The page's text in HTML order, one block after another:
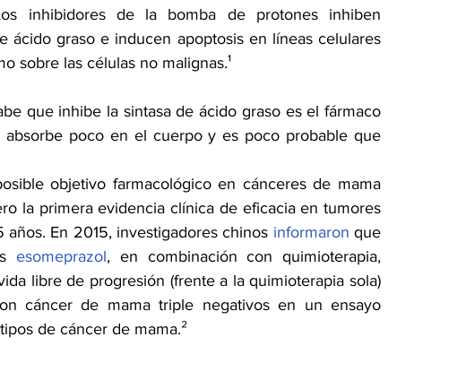
inhibidores de la bomba de protones inhiben
ácido graso e inducen apoptosis en líneas celulares
sobre las células no malignas.¹
que inhibe la sintasa de ácido graso es el fármaco
absorbe poco en el cuerpo y es poco probable que
objetivo farmacológico en cánceres de mama
la primera evidencia clínica de eficacia en tumores
En 2015, investigadores chinos informaron que
esomeprazol, en combinación con quimioterapia,
libre de progresión (frente a la quimioterapia sola)
cáncer de mama triple negativos en un ensayo
de cáncer de mama.²